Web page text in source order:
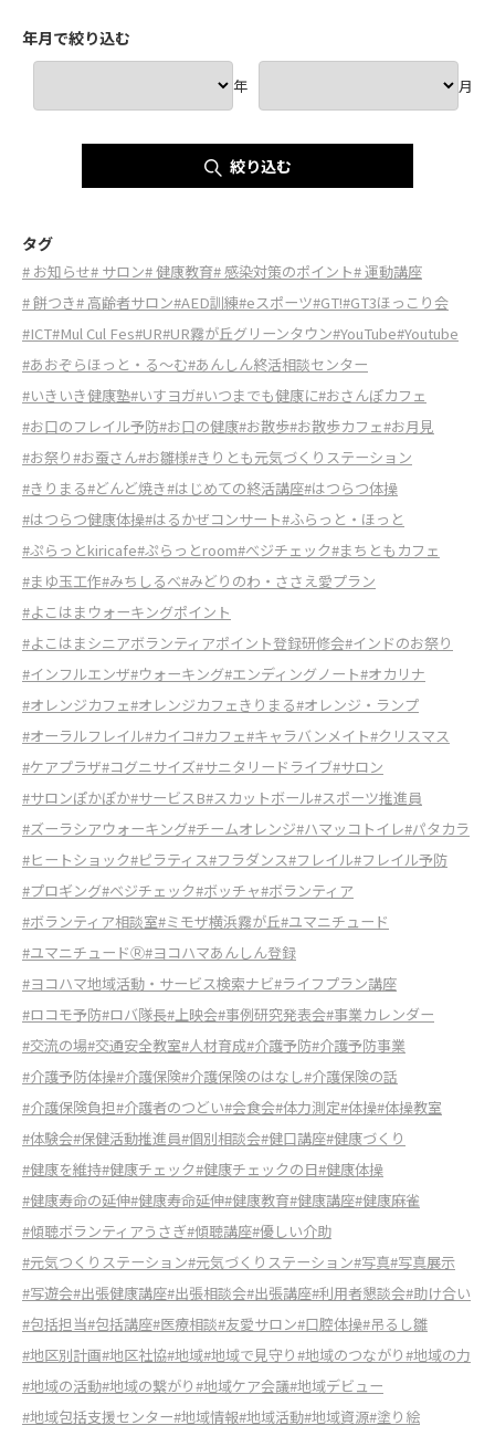
年月で絞り込む
年 月
絞り込む
タグ
# お知らせ# サロン# 健康教育# 感染対策のポイント# 運動講座
# 餅つき# 高齢者サロン#AED訓練#eスポーツ#GT!#GT3ほっこり会
#ICT#Mul Cul Fes#UR#UR霧が丘グリーンタウン#YouTube#Youtube
#あおぞらほっと・る～む#あんしん終活相談センター
#いきいき健康塾#いすヨガ#いつまでも健康に#おさんぽカフェ
#お口のフレイル予防#お口の健康#お散歩#お散歩カフェ#お月見
#お祭り#お蚕さん#お雛様#きりとも元気づくりステーション
#きりまる#どんど焼き#はじめての終活講座#はつらつ体操
#はつらつ健康体操#はるかぜコンサート#ふらっと・ほっと
#ぷらっとkiricafe#ぷらっとroom#べジチェック#まちともカフェ
#まゆ玉工作#みちしるべ#みどりのわ・ささえ愛プラン
#よこはまウォーキングポイント
#よこはまシニアボランティアポイント登録研修会#インドのお祭り
#インフルエンザ#ウォーキング#エンディングノート#オカリナ
#オレンジカフェ#オレンジカフェきりまる#オレンジ・ランプ
#オーラルフレイル#カイコ#カフェ#キャラバンメイト#クリスマス
#ケアプラザ#コグニサイズ#サニタリードライブ#サロン
#サロンぽかぽか#サービスB#スカットボール#スポーツ推進員
#ズーラシアウォーキング#チームオレンジ#ハマッコトイレ#パタカラ
#ヒートショック#ピラティス#フラダンス#フレイル#フレイル予防
#プロギング#ベジチェック#ボッチャ#ボランティア
#ボランティア相談室#ミモザ横浜霧が丘#ユマニチュード
#ユマニチュードⓇ#ヨコハマあんしん登録
#ヨコハマ地域活動・サービス検索ナビ#ライフプラン講座
#ロコモ予防#ロバ隊長#上映会#事例研究発表会#事業カレンダー
#交流の場#交通安全教室#人材育成#介護予防#介護予防事業
#介護予防体操#介護保険#介護保険のはなし#介護保険の話
#介護保険負担#介護者のつどい#会食会#体力測定#体操#体操教室
#体験会#保健活動推進員#個別相談会#健口講座#健康づくり
#健康を維持#健康チェック#健康チェックの日#健康体操
#健康寿命の延伸#健康寿命延伸#健康教育#健康講座#健康麻雀
#傾聴ボランティアうさぎ#傾聴講座#優しい介助
#元気つくりステーション#元気づくりステーション#写真#写真展示
#写遊会#出張健康講座#出張相談会#出張講座#利用者懇談会#助け合い
#包括担当#包括講座#医療相談#友愛サロン#口腔体操#吊るし雛
#地区別計画#地区社協#地域#地域で見守り#地域のつながり#地域の力
#地域の活動#地域の繋がり#地域ケア会議#地域デビュー
#地域包括支援センター#地域情報#地域活動#地域資源#塗り絵